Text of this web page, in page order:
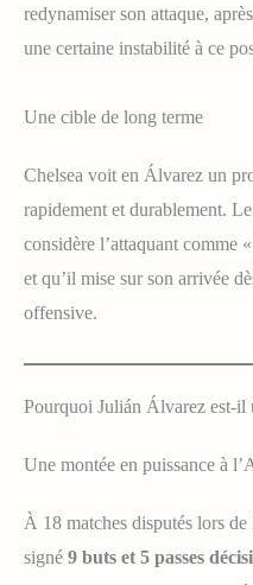
redynamiser son attaque,
une certaine instabilité à ce
Une cible de long terme
Chelsea voit en Álvarez un
rapidement et durablement.
considère l’attaquant comme
et qu’il mise sur son arrivée
offensive.
Pourquoi Julián Álvarez est-il
Une montée en puissance à
À 18 matches disputés lors
signé 9 buts et 5 passes